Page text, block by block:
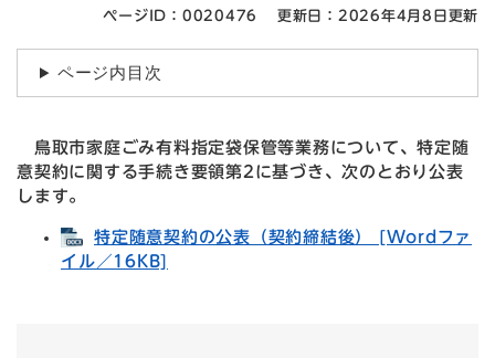
ページID：0020476 更新日：2026年4月8日更新
ページ内目次
鳥取市家庭ごみ有料指定袋保管等業務について、特定随
意契約に関する手続き要領第2に基づき、次のとおり公表
します。
特定随意契約の公表（契約締結後） [Wordファ
イル／16KB]